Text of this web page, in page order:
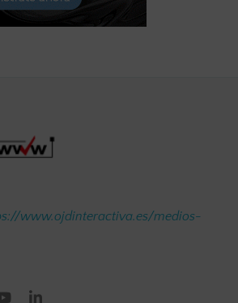
www.ojdinteractiva.es/medios-